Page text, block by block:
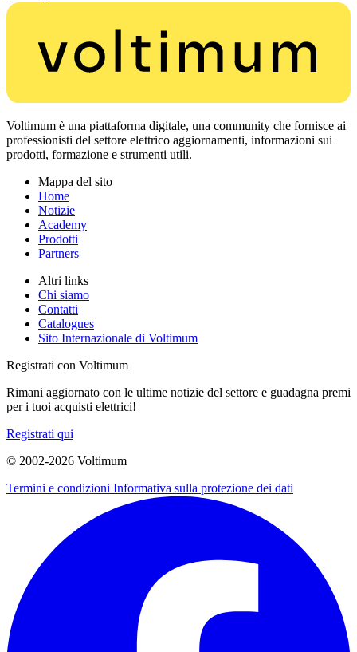
Voltimum è una piattaforma digitale, una community che fornisce ai
professionisti del settore elettrico aggiornamenti, informazioni sui
prodotti, formazione e strumenti utili.
Mappa del sito
Home
Notizie
Academy
Prodotti
Partners
Altri links
Chi siamo
Contatti
Catalogues
Sito Internazionale di Voltimum
Registrati con Voltimum
Rimani aggiornato con le ultime notizie del settore e guadagna premi
per i tuoi acquisti elettrici!
Registrati qui
© 2002-2026 Voltimum
Termini e condizioni Informativa sulla protezione dei dati